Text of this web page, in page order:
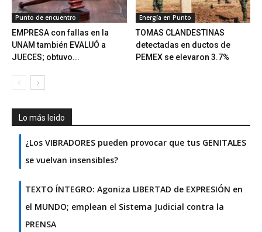
Punto de encuentro
EMPRESA con fallas en la
UNAM también EVALUÓ a
JUECES; obtuvo...
Energía en Punto
TOMAS CLANDESTINAS
detectadas en ductos de
PEMEX se elevaron 3.7%
Lo más leido
¿Los VIBRADORES pueden provocar que tus GENITALES
se vuelvan insensibles?
TEXTO ÍNTEGRO: Agoniza LIBERTAD de EXPRESIÓN en
el MUNDO; emplean el Sistema Judicial contra la
PRENSA